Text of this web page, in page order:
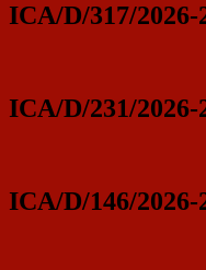
ICA/D/317/2026-
ICA/D/231/2026-
ICA/D/146/2026-